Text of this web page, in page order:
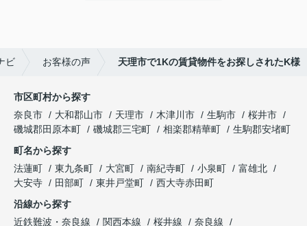
ビ お客様の声 天理市で1Kの賃貸物件をお探しされたK様
市区町村から探す
奈良市
大和郡山市 天理市 木津川市 生駒市
桜井市
磯城郡田原本町
磯城郡三宅町 相楽郡精華町
生駒郡安堵町
町名から探す
法蓮町
東九条町 大宮町 南紀寺町 小泉町
富雄北
大安寺
田部町 東井戸堂町
西大寺赤田町
沿線から探す
近鉄難波・奈良線
関西本線 桜井線
奈良線